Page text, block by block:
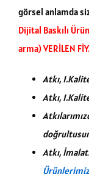
görsel anlamda
Dijital Baskılı
arma) VERİLEN
Atkı,
Atkı,
Atkı,
Ürünlerimiz